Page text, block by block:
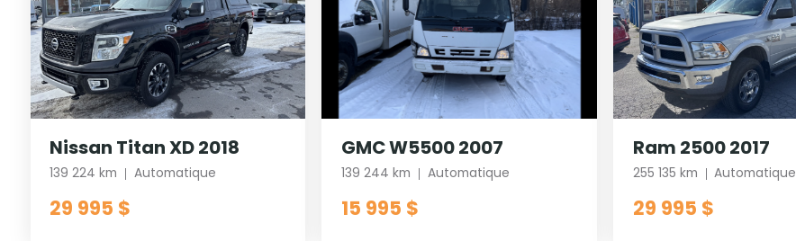
Nissan Titan XD 2018
139 224 km Automatique
29 995 $
GMC W5500 2007
139 244 km Automatique
15 995 $
Ram 2500 2017
255 135 km Automatique
29 995 $